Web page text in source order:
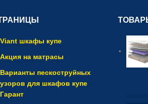
Viant шкафы купе
Акция на матрасы
Варианты пескоструйных
узоров для шкафов купе
Гарант